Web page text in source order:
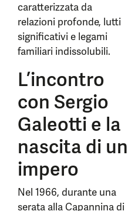
caratterizzata da
relazioni profonde, lutti
significativi e legami
familiari indissolubili.
L’incontro
con Sergio
Galeotti e la
nascita di un
impero
Nel 1966, durante una
serata alla Capannina di